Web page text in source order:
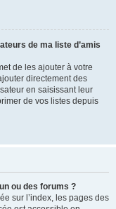
de ma liste d’amis
de les ajouter à votre
directement des
en saisissant leur
de vos listes depuis
ou des forums ?
sur l’index, les pages des